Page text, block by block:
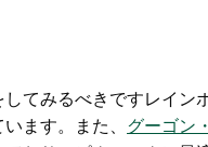
てみるべきです レイン
ます。また、 グーゴン